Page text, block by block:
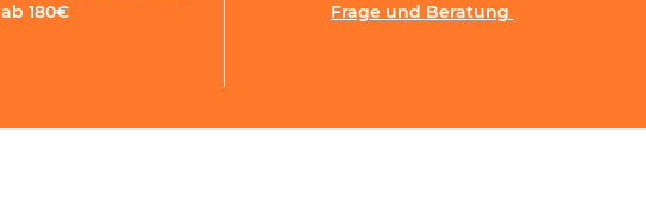
ab 180€
Frage und Beratung